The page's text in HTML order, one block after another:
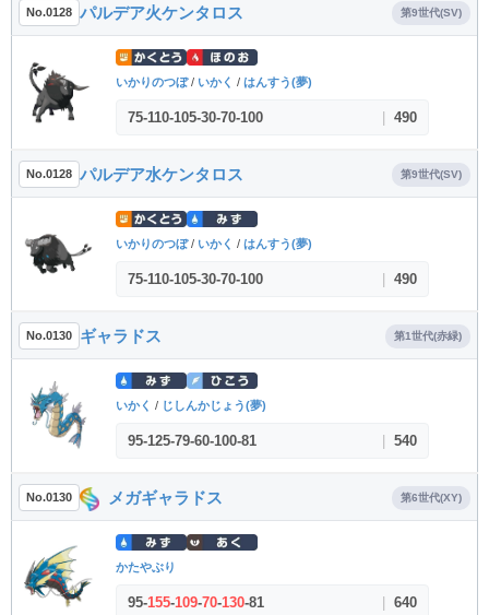
No.0128 パルデア火ケンタロス 第9世代(SV)
いかりのつぼ/ いかく / はんすう(夢)
75-110-105-30-70-100 490
No.0128 パルデア水ケンタロス 第9世代(SV)
いかりのつぼ/ いかく / はんすう(夢)
75-110-105-30-70-100 490
No.0130 ギャラドス 第1世代(赤緑)
いかく / じしんかじょう(夢)
95-125-79-60-100-81 540
No.0130 メガギャラドス 第6世代(XY)
かたやぶり
95-155-109-70-130-81 640